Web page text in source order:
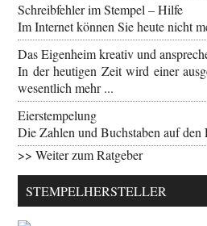
Schreibfehler im Stempel – Hilfe
Im Internet können Sie heute nicht
Das Eigenheim kreativ und
In der heutigen Zeit wird einer
wesentlich mehr ...
Eierstempelung
Die Zahlen und Buchstaben auf den
>> Weiter zum Ratgeber
STEMPELHERSTELLER